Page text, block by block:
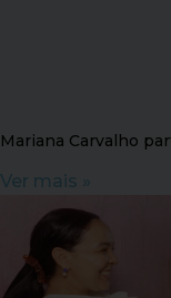
Mariana Carvalho
Ver mais »